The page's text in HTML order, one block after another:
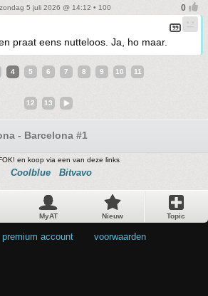
5 juli 2026 @ 14:12 • 100
praat eens nutteloos. Ja, ho maar.
4 5 6 7 8 9 10 11
12 13
- Barcelona #1
en koop via een van deze links
Coolblue Bitvavo
MyAT Nieuw Topic
premium account voorwaarden